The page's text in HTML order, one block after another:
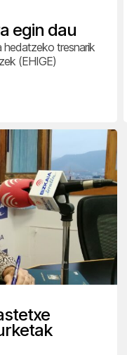
egin dau
hedatzeko tresnarik
(EHIGE)